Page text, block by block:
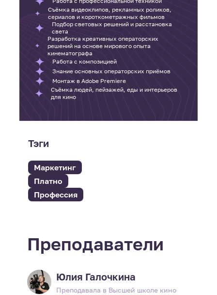
Съёмка видеоклипов, рекламных роликов,
сериалов и короткометражных фильмов
Подбор световых решений и расстановка
света
Разработка креативных операторских
решений на основе мирового опыта
кинематографа
Работа с композицией
Знание основных операторских приёмов
Монтаж в Adobe Premiere
Съёмка людей, пейзажей, еды и интерьеров
для кино
Тэги
Маркетинг
Платно
Профессия
Преподаватели
Юлия Галочкина
Преподавала в Высшей школе кино